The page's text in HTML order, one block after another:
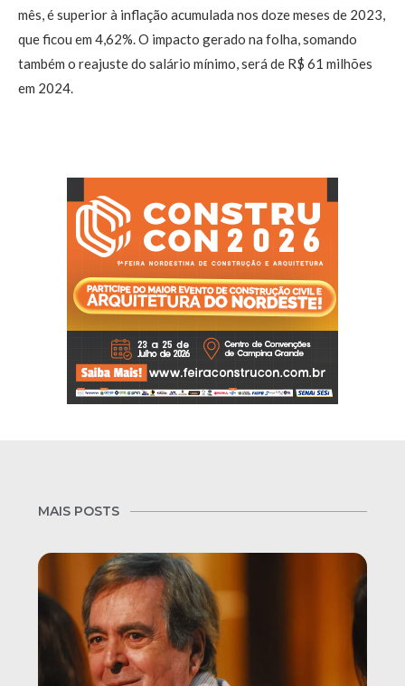
mês, é superior à inflação acumulada nos doze meses de 2023,
que ficou em 4,62%. O impacto gerado na folha, somando
também o reajuste do salário mínimo, será de R$ 61 milhões
em 2024.
MAIS POSTS